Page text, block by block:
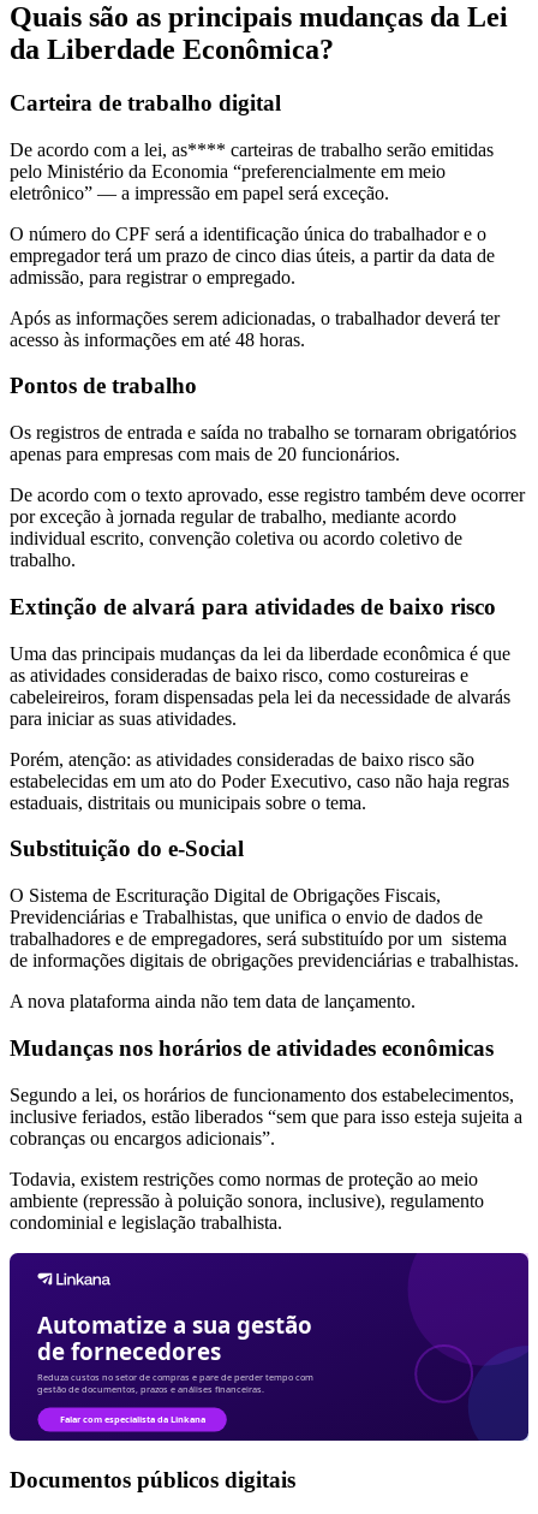
Quais são as principais mudanças da Lei
da Liberdade Econômica?
Carteira de trabalho digital
De acordo com a lei, as**** carteiras de trabalho serão emitidas
pelo Ministério da Economia “preferencialmente em meio
eletrônico” — a impressão em papel será exceção.
O número do CPF será a identificação única do trabalhador e o
empregador terá um prazo de cinco dias úteis, a partir da data de
admissão, para registrar o empregado.
Após as informações serem adicionadas, o trabalhador deverá ter
acesso às informações em até 48 horas.
Pontos de trabalho
Os registros de entrada e saída no trabalho se tornaram obrigatórios
apenas para empresas com mais de 20 funcionários.
De acordo com o texto aprovado, esse registro também deve ocorrer
por exceção à jornada regular de trabalho, mediante acordo
individual escrito, convenção coletiva ou acordo coletivo de
trabalho.
Extinção de alvará para atividades de baixo risco
Uma das principais mudanças da lei da liberdade econômica é que
as atividades consideradas de baixo risco, como costureiras e
cabeleireiros, foram dispensadas pela lei da necessidade de alvarás
para iniciar as suas atividades.
Porém, atenção: as atividades consideradas de baixo risco são
estabelecidas em um ato do Poder Executivo, caso não haja regras
estaduais, distritais ou municipais sobre o tema.
Substituição do e-Social
O Sistema de Escrituração Digital de Obrigações Fiscais,
Previdenciárias e Trabalhistas, que unifica o envio de dados de
trabalhadores e de empregadores, será substituído por um sistema
de informações digitais de obrigações previdenciárias e trabalhistas.
A nova plataforma ainda não tem data de lançamento.
Mudanças nos horários de atividades econômicas
Segundo a lei, os horários de funcionamento dos estabelecimentos,
inclusive feriados, estão liberados “sem que para isso esteja sujeita a
cobranças ou encargos adicionais”.
Todavia, existem restrições como normas de proteção ao meio
ambiente (repressão à poluição sonora, inclusive), regulamento
condominial e legislação trabalhista.
Documentos públicos digitais